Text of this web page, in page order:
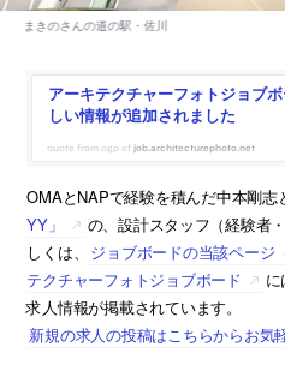
アーキテクチャーフォトジョブ
しい情報が追加されました
job.architecturephoto.net
OMAとNAPで経験を積んだ中本剛志
YY」
の、設計スタッフ（経験者
しくは、
ジョブボードの当該ページ
テクチャーフォトジョブボード
求人情報が掲載されています。
新規の求人の投稿はこちらからお気